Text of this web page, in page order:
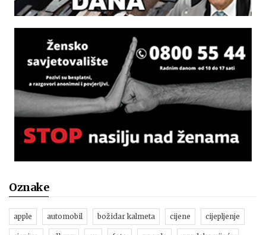
Oznake
apple automobil božidar kalmeta cijene cijepljenje